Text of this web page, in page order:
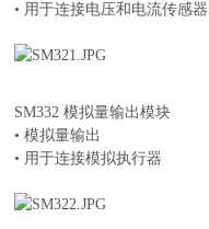
• 用于连接电压和电流传感
SM332 模拟量输出模块
• 模拟量输出
• 用于连接模拟执行器